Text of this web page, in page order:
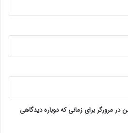
یا چای بریزید و کامپیوتر را
های مشتریانتان را چک
در مرورگر برای زمانی که دوباره دیدگاهی